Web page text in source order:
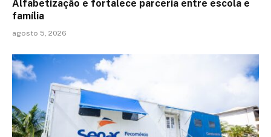
Alfabetização e fortalece parceria entre escola e
família
agosto 5, 2026